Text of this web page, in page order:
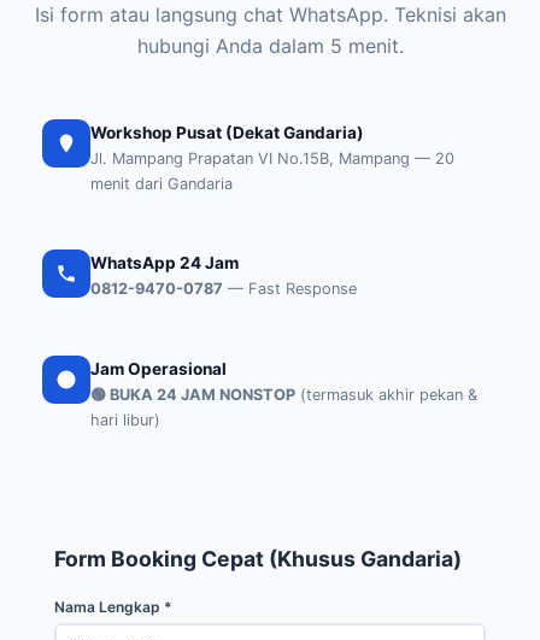
Isi form atau langsung chat WhatsApp. Teknisi akan
hubungi Anda dalam 5 menit.
Workshop Pusat (Dekat Gandaria)
Jl. Mampang Prapatan VI No.15B, Mampang — 20
menit dari Gandaria
WhatsApp 24 Jam
0812-9470-0787 — Fast Response
Jam Operasional
🟢 BUKA 24 JAM NONSTOP (termasuk akhir pekan &
hari libur)
Form Booking Cepat (Khusus Gandaria)
Nama Lengkap *